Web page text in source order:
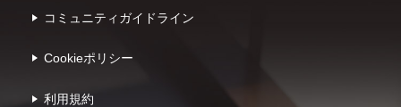
コミュニティガイドライン
Cookieポリシー
利⽤規約